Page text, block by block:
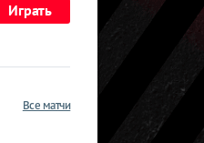
Играть
Все матчи